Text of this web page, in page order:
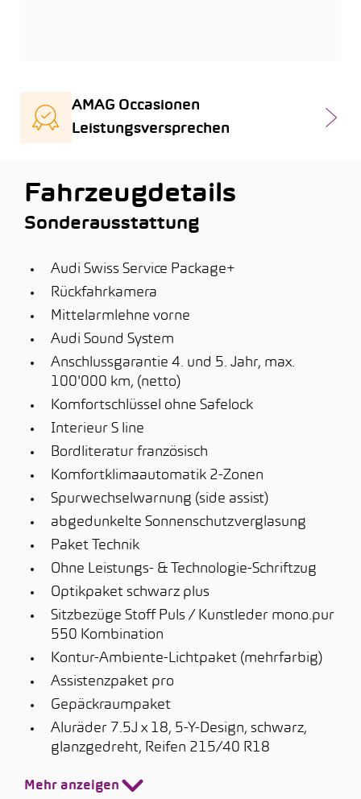
AMAG Occasionen
Leistungsversprechen
Fahrzeugdetails
Sonderausstattung
Audi Swiss Service Package+
Rückfahrkamera
Mittelarmlehne vorne
Audi Sound System
Anschlussgarantie 4. und 5. Jahr, max.
100'000 km, (netto)
Komfortschlüssel ohne Safelock
Interieur S line
Bordliteratur französisch
Komfortklimaautomatik 2-Zonen
Spurwechselwarnung (side assist)
abgedunkelte Sonnenschutzverglasung
Paket Technik
Ohne Leistungs- & Technologie-Schriftzug
Optikpaket schwarz plus
Sitzbezüge Stoff Puls / Kunstleder mono.pur
550 Kombination
Kontur-Ambiente-Lichtpaket (mehrfarbig)
Assistenzpaket pro
Gepäckraumpaket
Aluräder 7.5J x 18, 5-Y-Design, schwarz,
glanzgedreht, Reifen 215/40 R18
Mehr anzeigen